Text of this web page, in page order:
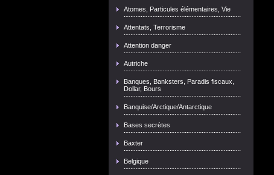
Atomes, Particules élémentaires, Vie
Attentats, Terrorisme
Attention danger
Autriche
Banques, Banksters, Paradis fiscaux,
Dollar, Bours
Banquise/Arctique/Antarctique
Bases secrètes
Baxter
Belgique